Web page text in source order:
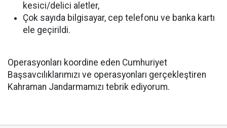
kesici/delici aletler,
Çok sayıda bilgisayar, cep telefonu ve banka kartı
ele geçirildi.
Operasyonları koordine eden Cumhuriyet
Başsavcılıklarımızı ve operasyonları gerçekleştiren
Kahraman Jandarmamızı tebrik ediyorum.